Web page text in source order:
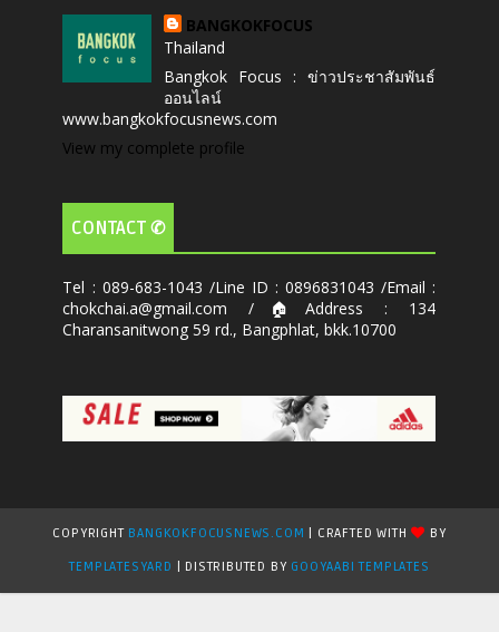
BANGKOKFOCUS
Thailand
Bangkok Focus : ข่าวประชาสัมพันธ์
ออนไลน์
www.bangkokfocusnews.com
View my complete profile
CONTACT ✆
Tel : 089-683-1043 /Line ID : 0896831043 /Email :
chokchai.a@gmail.com /🏠Address : 134
Charansanitwong 59 rd., Bangphlat, bkk.10700
COPYRIGHT BANGKOKFOCUSNEWS.COM | CRAFTED WITH
BY
TEMPLATESYARD
| DISTRIBUTED BY GOOYAABI TEMPLATES